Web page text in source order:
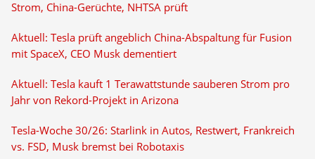
Strom, China-Gerüchte, NHTSA prüft
Aktuell: Tesla prüft angeblich China-Abspaltung für Fusion
mit SpaceX, CEO Musk dementiert
Aktuell: Tesla kauft 1 Terawattstunde sauberen Strom pro
Jahr von Rekord-Projekt in Arizona
Tesla-Woche 30/26: Starlink in Autos, Restwert, Frankreich
vs. FSD, Musk bremst bei Robotaxis